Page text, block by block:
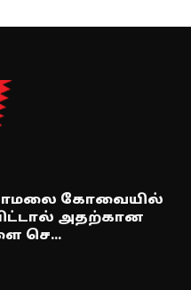
கோவையில்
அதற்கான
செ...